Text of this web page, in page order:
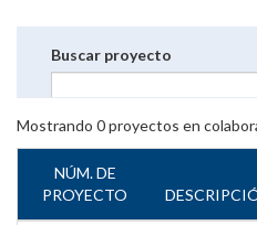
Buscar proyecto
Mostrando 0proyectos en
NÚM. DE
PROYECTO